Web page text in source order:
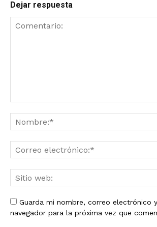
Dejar respuesta
Guarda mi nombre, correo electrónico
navegador para la próxima vez que